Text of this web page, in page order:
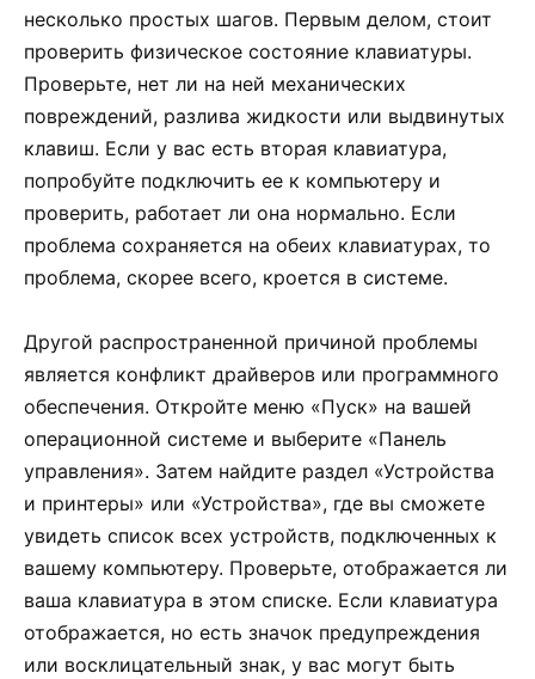
несколько простых шагов. Первым делом, стоит
проверить физическое состояние клавиатуры.
Проверьте, нет ли на ней механических
повреждений, разлива жидкости или выдвинутых
клавиш. Если у вас есть вторая клавиатура,
попробуйте подключить ее к компьютеру и
проверить, работает ли она нормально. Если
проблема сохраняется на обеих клавиатурах, то
проблема, скорее всего, кроется в системе.
Другой распространенной причиной проблемы
является конфликт драйверов или программного
обеспечения. Откройте меню «Пуск» на вашей
операционной системе и выберите «Панель
управления». Затем найдите раздел «Устройства
и принтеры» или «Устройства», где вы сможете
увидеть список всех устройств, подключенных к
вашему компьютеру. Проверьте, отображается ли
ваша клавиатура в этом списке. Если клавиатура
отображается, но есть значок предупреждения
или восклицательный знак, у вас могут быть